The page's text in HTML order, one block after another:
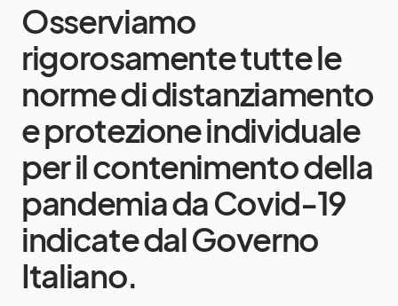
Osserviamo
rigorosamente tutte le
norme di distanziamento
e protezione individuale
per il contenimento della
pandemia da Covid-19
indicate dal Governo
Italiano.